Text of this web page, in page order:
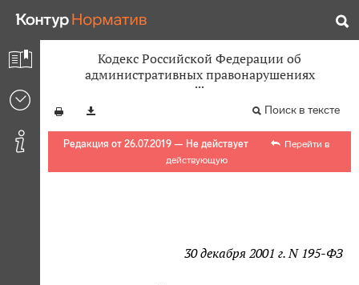
Кодекс Российской Федерации об
административных правонарушениях
Поиск в тексте
Редакция от 26.07.2019 — Не действует
Перейти в
действующую
30 декабря 2001 г. N 195-ФЗ